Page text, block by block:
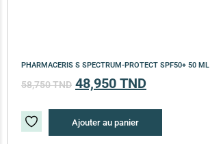
PHARMACERIS S SPECTRUM-PROTECT SPF50+ 50 ML
58,750TND 48,950 TND
Ajouter au panier